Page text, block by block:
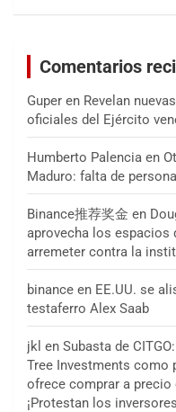
Comentarios
Guper en Revelan
oficiales del Ejército
Humberto Palencia en
Maduro: falta de
Binance推荐奖金 en
aprovecha los espacios
arremeter contra la
binance en EE.UU. se
testaferro Alex Saab
jkl en Subasta de
Tree Investments como
ofrece comprar a precio
¡Protestan los